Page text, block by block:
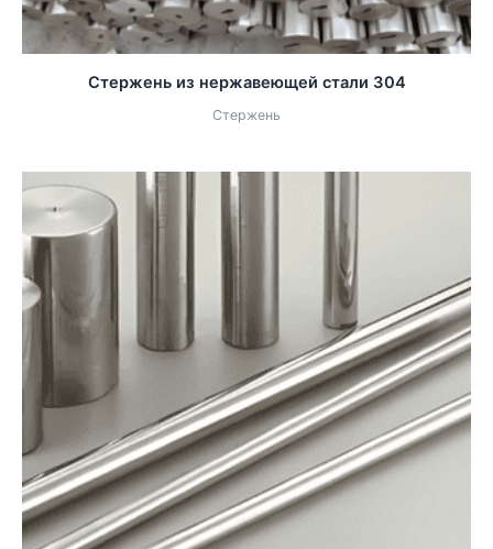
Стержень из нержавеющей стали 304
Стержень